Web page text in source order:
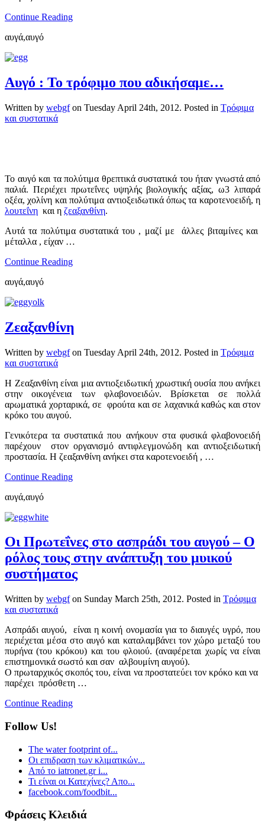
Continue Reading
αυγά,αυγό
Αυγό : Το τρόφιμο που αδικήσαμε…
Written by webgfon Tuesday April 24th, 2012. Posted in Τρόφιμα
και συστατικά
Το αυγό και τα πολύτιμα θρεπτικά συστατικά του ήταν γνωστά από
παλιά. Περιέχει πρωτεΐνες υψηλής βιολογικής αξίας, ω3 λιπαρά
οξέα, χολίνη και πολύτιμα αντιοξειδωτικά όπως τα καροτενοειδή, η
λουτεΐνη και η ζεαξανθίνη.
Αυτά τα πολύτιμα συστατικά του , μαζί με άλλες βιταμίνες και
μέταλλα , είχαν …
Continue Reading
αυγά,αυγό
Ζεαξανθίνη
Written by webgfon Tuesday April 24th, 2012. Posted in Τρόφιμα
και συστατικά
Η Ζεαξανθίνη είναι μια αντιοξειδωτική χρωστική ουσία που ανήκει
στην οικογένεια των φλαβονοειδών. Βρίσκεται σε πολλά
αρωματικά χορταρικά, σε φρούτα και σε λαχανικά καθώς και στον
κρόκο του αυγού.
Γενικότερα τα συστατικά που ανήκουν στα φυσικά φλαβονοειδή
παρέχουν στον οργανισμό αντιφλεγμονώδη και αντιοξειδωτική
προστασία. Η ζεαξανθίνη ανήκει στα καροτενοειδή , …
Continue Reading
αυγά,αυγό
Οι Πρωτεΐνες στο ασπράδι του αυγού – Ο
ρόλος τους στην ανάπτυξη του μυικού
συστήματος
Written by webgfon Sunday March 25th, 2012. Posted in Τρόφιμα
και συστατικά
Ασπράδι αυγού, είναι η κοινή ονομασία για το διαυγές υγρό, που
περιέχεται μέσα στο αυγό και καταλαμβάνει τον χώρο μεταξύ του
πυρήνα (του κρόκου) και του φλοιού. (αναφέρεται χωρίς να είναι
επιστημονικά σωστό και σαν αλβουμίνη αυγού).
Ο πρωταρχικός σκοπός του, είναι να προστατεύει τον κρόκο και να
παρέχει πρόσθετη …
Continue Reading
Follow Us!
The water footprint of...
Οι επιδραση των κλιματικών...
Από το iatronet.gr i...
Τι είναι οι Κατεχίνες? Απο...
facebook.com/foodbit...
Φράσεις Κλειδιά